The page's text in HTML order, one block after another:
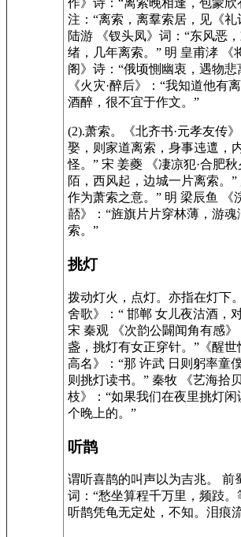
作》诗：“离索晚相逢，包蒙欣
注：“离索，离羣索居，见《礼
陆游 《钗头凤》词：“东风恶
绪，几年离索。” 明 皇甫涍 《
阁》诗：“俄顷惻幽衷，遇物悲
《火灾·醉后》：“我知道他有
酒醉，很不宜于作文。”
(2).萧索。《北齐书·元孝友传
娶，则家道离索，身事迍邅，
怪。” 宋 姜夔 《凄凉犯·合肥
陌，西风起，边城一片离索。”
作为萧索之意。” 明 梁辰鱼 《
嚭》：“旌旗片片穿林薄，游
索。”
挑灯
拨动灯火，点灯。亦指在灯下
舍歌》：“ 邯郸 女儿夜沽酒，
宋 秦观 《次韵公闢闻角有感
盏，挑灯有女正穿针。”《醒世
高名》：“那 许武 日则躬率童
则挑灯读书。” 秦牧 《艺海拾
枝》：“如果我们在夜里挑灯
个晚上的。”
听鹊
谓听喜鹊的叫声以为吉兆。 前
词：“愁坐算程千万里，频跂。
听鹊凭龟无定处，不知。泪痕